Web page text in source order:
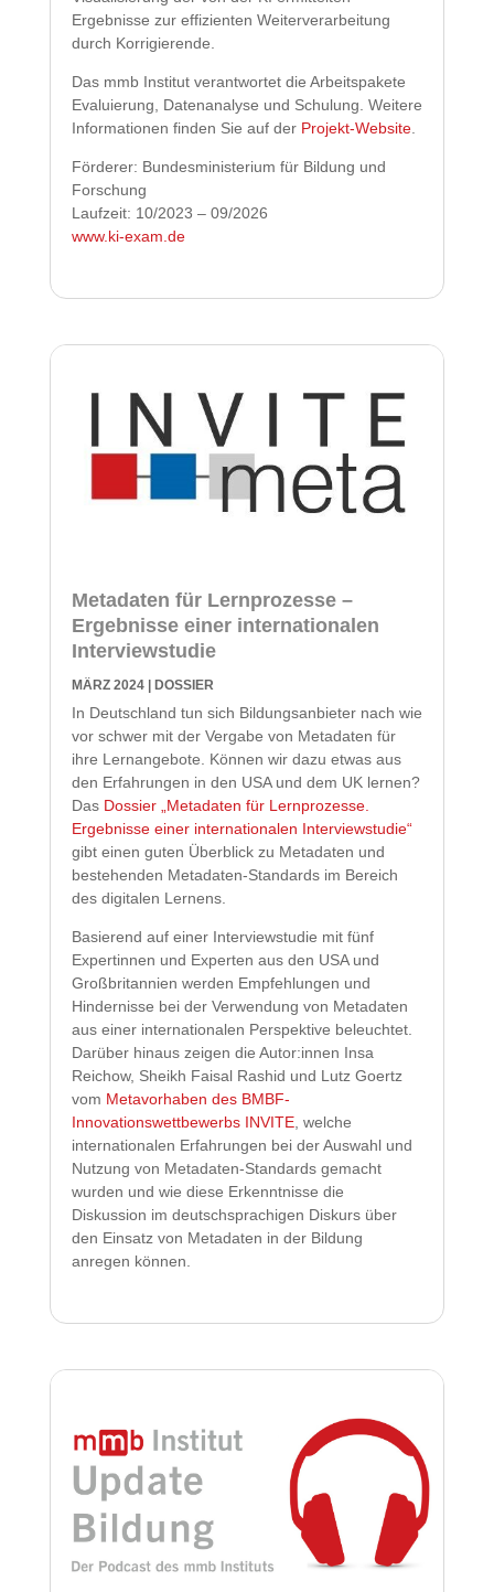
Ergebnisse zur effizienten Weiterverarbeitung
durch Korrigierende.
Das mmb Institut verantwortet die Arbeitspakete
Evaluierung, Datenanalyse und Schulung. Weitere
Informationen finden Sie auf der Projekt-Website.
Förderer: Bundesministerium für Bildung und
Forschung
Laufzeit: 10/2023 – 09/2026
www.ki-exam.de
Metadaten für Lernprozesse –
Ergebnisse einer internationalen
Interviewstudie
MÄRZ 2024| DOSSIER
In Deutschland tun sich Bildungsanbieter nach wie
vor schwer mit der Vergabe von Metadaten für
ihre Lernangebote. Können wir dazu etwas aus
den Erfahrungen in den USA und dem UK lernen?
Das Dossier „Metadaten für Lernprozesse.
Ergebnisse einer internationalen Interviewstudie“
gibt einen guten Überblick zu Metadaten und
bestehenden Metadaten-Standards im Bereich
des digitalen Lernens.
Basierend auf einer Interviewstudie mit fünf
Expertinnen und Experten aus den USA und
Großbritannien werden Empfehlungen und
Hindernisse bei der Verwendung von Metadaten
aus einer internationalen Perspektive beleuchtet.
Darüber hinaus zeigen die Autor:innen Insa
Reichow, Sheikh Faisal Rashid und Lutz Goertz
vom Metavorhaben des BMBF-
Innovationswettbewerbs INVITE, welche
internationalen Erfahrungen bei der Auswahl und
Nutzung von Metadaten-Standards gemacht
wurden und wie diese Erkenntnisse die
Diskussion im deutschsprachigen Diskurs über
den Einsatz von Metadaten in der Bildung
anregen können.